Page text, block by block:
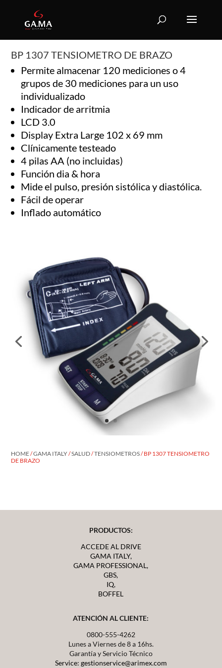
BP 1307 TENSIOMETRO DE BRAZO
Permite almacenar 120 mediciones o 4
grupos de 30 mediciones para un uso
individualizado
Indicador de arritmia
LCD 3.0
Display Extra Large 102 x 69 mm
Clínicamente testeado
4 pilas AA (no incluidas)
Función dia & hora
Mide el pulso, presión sistólica y diastólica.
Fácil de operar
Inflado automático
HOME/GAMA ITALY/SALUD/TENSIOMETROS/ BP 1307 TENSIOMETRO
DE BRAZO
PRODUCTOS:
ACCEDE AL DRIVE
GAMA ITALY,
GAMA PROFESSIONAL,
GBS,
IQ,
BOFFEL
ATENCIÓN AL CLIENTE:
0800-555-4262
Lunes a Viernes de 8 a 16hs.
Garantía y Servicio Técnico
Service: gestionservice@arimex.com